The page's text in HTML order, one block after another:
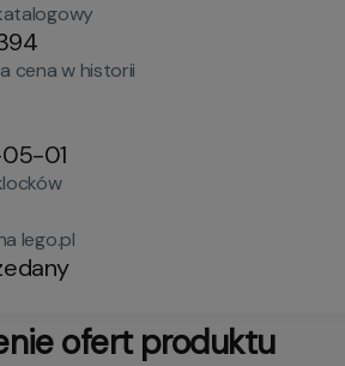
cena w historii
01
lego.pl
ofert produktu